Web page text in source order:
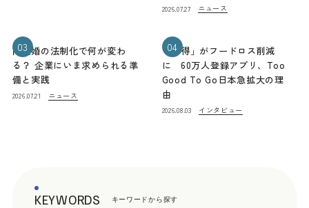
2026.07.27 ニュース
03
同性婚の法制化で何が変わ
る？ 企業にいま求められる準
備と実践
2026.07.21 ニュース
04
「お得」がフードロス削減
に 60万人登録アプリ、Too
Good To Go日本急拡大の理
由
2026.08.03 インタビュー
KEYWORDS キーワードから探す